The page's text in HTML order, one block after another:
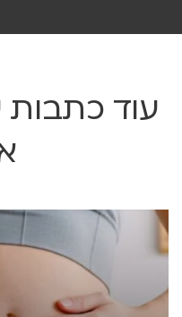
עוד כתבות